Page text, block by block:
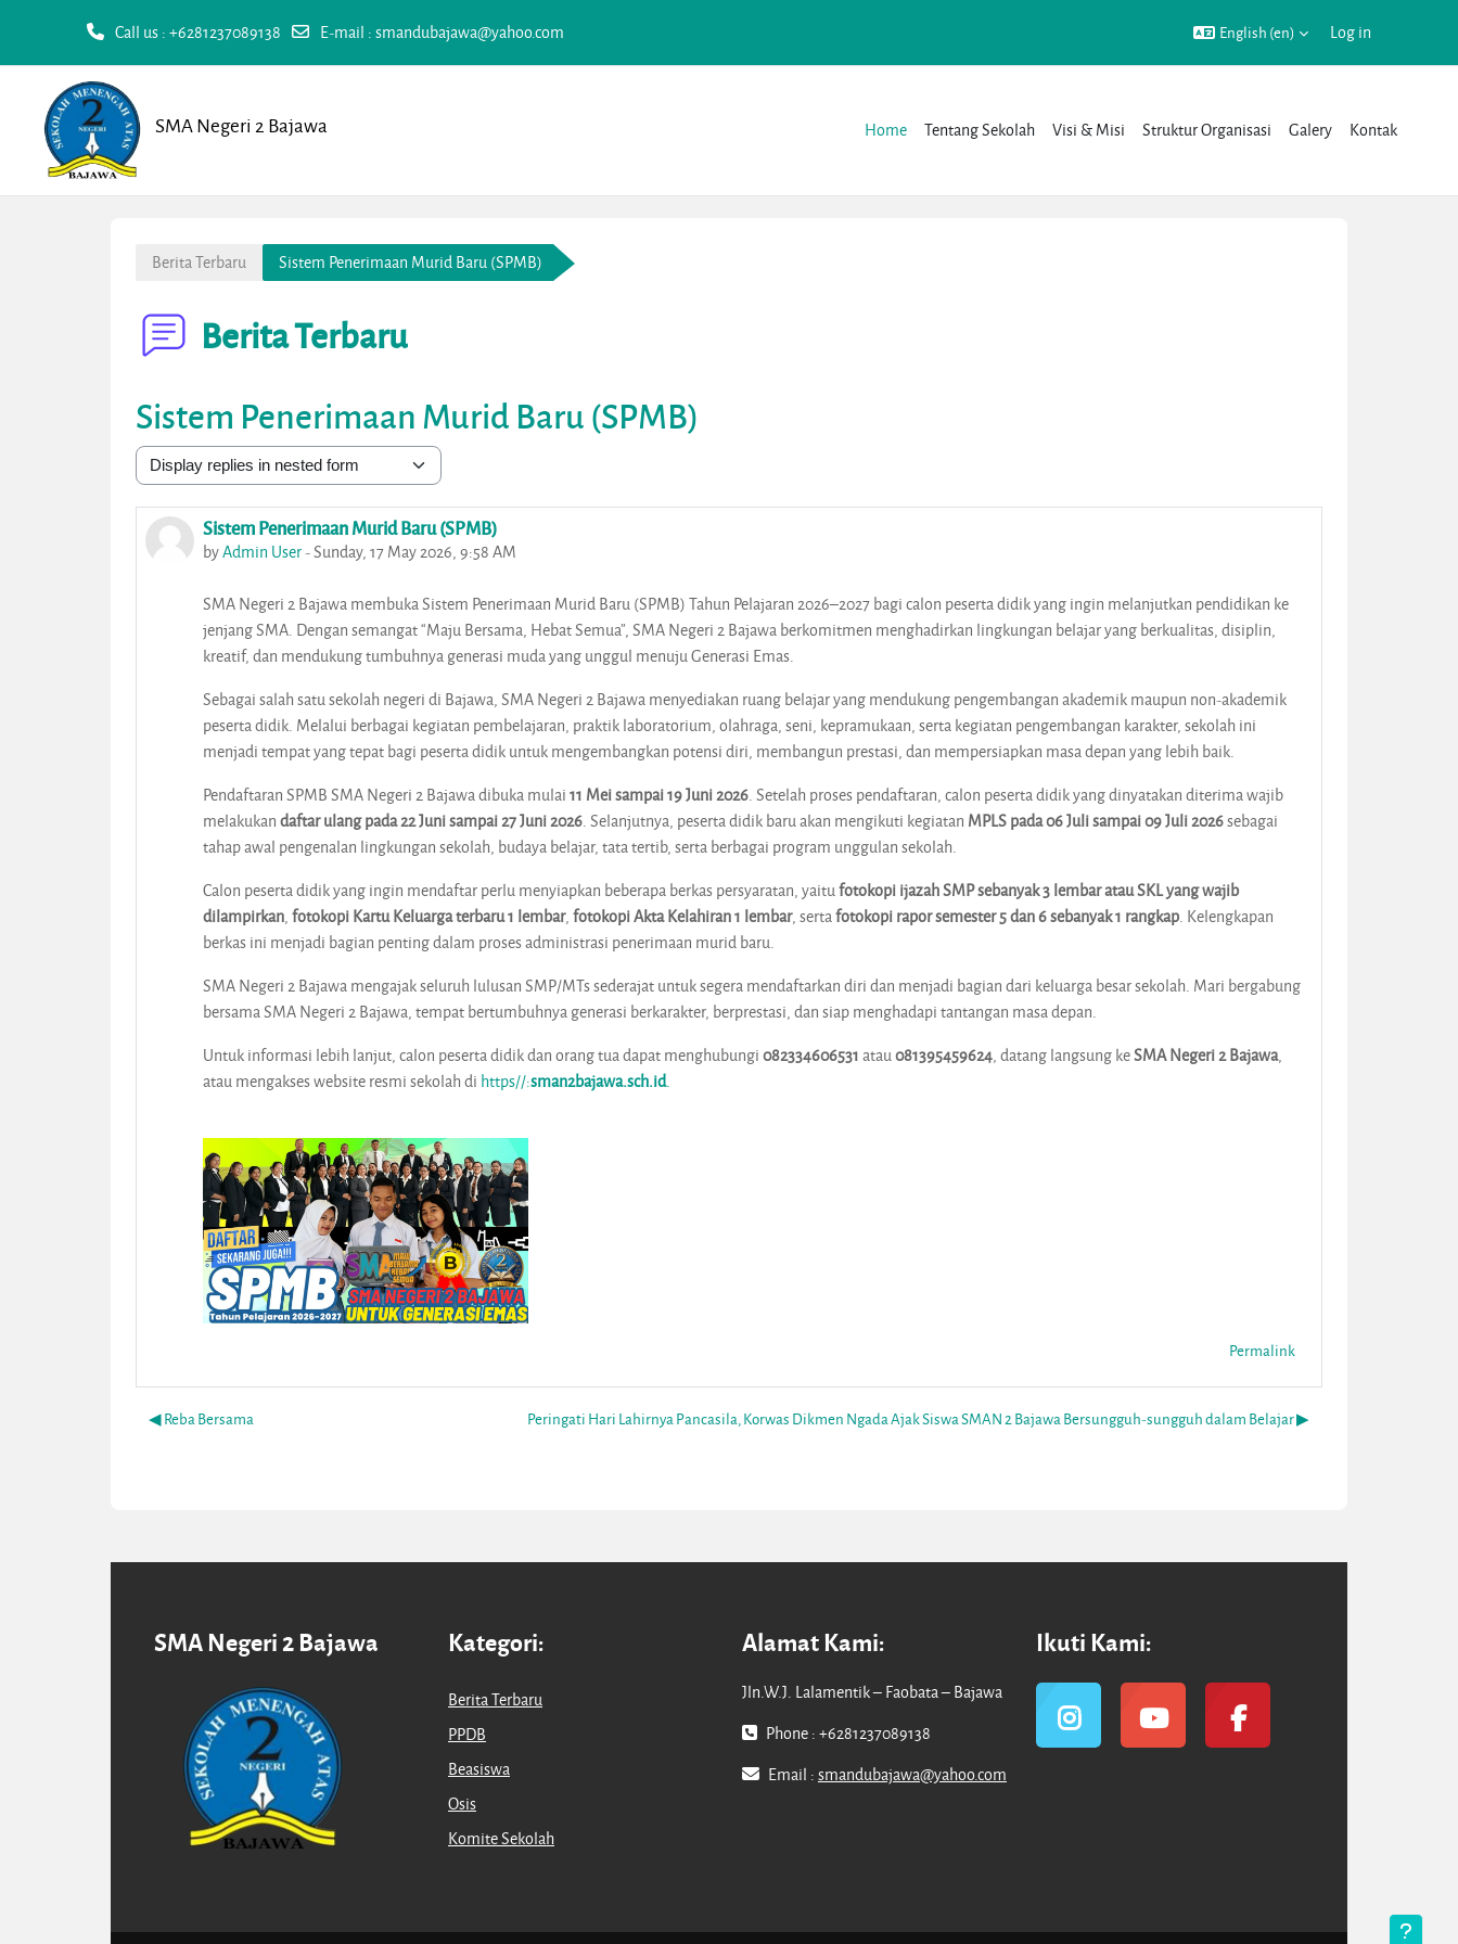
Skip to main content
Call us: +6281237089138 E-mail :smandubajawa@yahoo.com English ‎(en)‎ Log in
SMA Negeri 2 Bajawa Home Tentang Sekolah Visi & Misi Struktur Organisasi Galery Kontak
Berita Terbaru Sistem Penerimaan Murid Baru (SPMB)
Berita Terbaru
Sistem Penerimaan Murid Baru (SPMB)
Display mode
Sistem Penerimaan Murid Baru (SPMB)
byAdmin User-Sunday, 17 May 2026, 9:58 AM
Number of replies: 0
SMA Negeri 2 Bajawa membuka Sistem Penerimaan Murid Baru (SPMB) Tahun Pelajaran 2026–2027 bagi calon peserta didik yang ingin melanjutkan pendidikan ke
jenjang SMA. Dengan semangat “Maju Bersama, Hebat Semua”, SMA Negeri 2 Bajawa berkomitmen menghadirkan lingkungan belajar yang berkualitas, disiplin,
kreatif, dan mendukung tumbuhnya generasi muda yang unggul menuju Generasi Emas.
Sebagai salah satu sekolah negeri di Bajawa, SMA Negeri 2 Bajawa menyediakan ruang belajar yang mendukung pengembangan akademik maupun non-akademik
peserta didik. Melalui berbagai kegiatan pembelajaran, praktik laboratorium, olahraga, seni, kepramukaan, serta kegiatan pengembangan karakter, sekolah ini
menjadi tempat yang tepat bagi peserta didik untuk mengembangkan potensi diri, membangun prestasi, dan mempersiapkan masa depan yang lebih baik.
Pendaftaran SPMB SMA Negeri 2 Bajawa dibuka mulai11 Mei sampai 19 Juni 2026. Setelah proses pendaftaran, calon peserta didik yang dinyatakan diterima wajib
melakukandaftar ulang pada 22 Juni sampai 27 Juni 2026. Selanjutnya, peserta didik baru akan mengikuti kegiatan MPLS pada 06 Juli sampai 09 Juli 2026sebagai
tahap awal pengenalan lingkungan sekolah, budaya belajar, tata tertib, serta berbagai program unggulan sekolah.
Calon peserta didik yang ingin mendaftar perlu menyiapkan beberapa berkas persyaratan, yaitufotokopi ijazah SMP sebanyak 3 lembar atau SKL yang wajib
dilampirkan,fotokopi Kartu Keluarga terbaru 1 lembar,fotokopi Akta Kelahiran 1 lembar, sertafotokopi rapor semester 5 dan 6 sebanyak 1 rangkap. Kelengkapan
berkas ini menjadi bagian penting dalam proses administrasi penerimaan murid baru.
SMA Negeri 2 Bajawa mengajak seluruh lulusan SMP/MTs sederajat untuk segera mendaftarkan diri dan menjadi bagian dari keluarga besar sekolah. Mari bergabung
bersama SMA Negeri 2 Bajawa, tempat bertumbuhnya generasi berkarakter, berprestasi, dan siap menghadapi tantangan masa depan.
Untuk informasi lebih lanjut, calon peserta didik dan orang tua dapat menghubungi082334606531atau081395459624, datang langsung keSMA Negeri 2 Bajawa,
atau mengakses website resmi sekolah di https//:sman2bajawa.sch.id.
Permalink
◀︎ Reba Bersama Peringati Hari Lahirnya Pancasila, Korwas Dikmen Ngada Ajak Siswa SMAN 2 Bajawa Bersungguh-sungguh dalam Belajar ▶︎
SMA Negeri 2 Bajawa Kategori:
Berita Terbaru
PPDB
Beasiswa
Osis
Komite Sekolah
Alamat Kami:
Jln.W.J. Lalamentik – Faobata – Bajawa
Phone : +6281237089138
Email :smandubajawa@yahoo.com
Ikuti Kami: